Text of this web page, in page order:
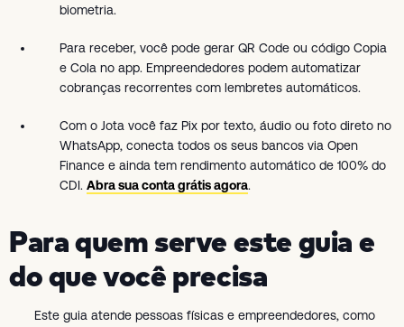
biometria.
Para receber, você pode gerar QR Code ou código Copia
e Cola no app. Empreendedores podem automatizar
cobranças recorrentes com lembretes automáticos.
Com o Jota você faz Pix por texto, áudio ou foto direto no
WhatsApp, conecta todos os seus bancos via Open
Finance e ainda tem rendimento automático de 100% do
CDI. Abra sua conta grátis agora.
Para quem serve este guia e
do que você precisa
Este guia atende pessoas físicas e empreendedores, como